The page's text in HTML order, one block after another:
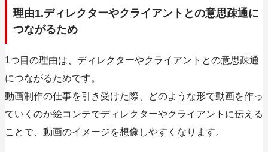
理由1.ディレクターやクライアントとの意思疎通に
つながるため
1つ目の理由は、ディレクターやクライアントとの意思疎通
につながるためです。
動画制作の仕事を引き受けた際、
どのような形で動画を作っ
ていくのか絵コンテでディレクターやクライアントに伝える
ことで、動画のイメージを想像しやすくなります。